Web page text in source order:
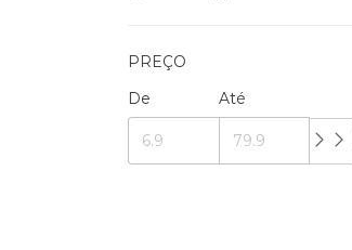
PREÇO
De
Até